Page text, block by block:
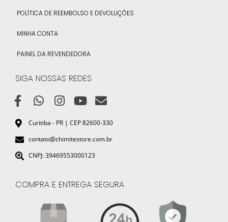
POLÍTICA DE REEMBOLSO E DEVOLUÇÕES
MINHA CONTA
PAINEL DA REVENDEDORA
SIGA NOSSAS REDES
Curitiba - PR | CEP 82600-330
contato@chimitestore.com.br
CNPJ: 39469553000123
COMPRA E ENTREGA SEGURA